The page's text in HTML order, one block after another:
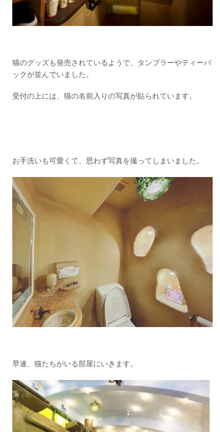
猫のグッズも発売されているようで、タンブラーやティーパ
ックが並んでいました。
受付の上には、猫の名前入りの写真が貼られています。
お手洗いも可愛くて、思わず写真を撮ってしまいました。
早速、猫たちがいる部屋にいきます。